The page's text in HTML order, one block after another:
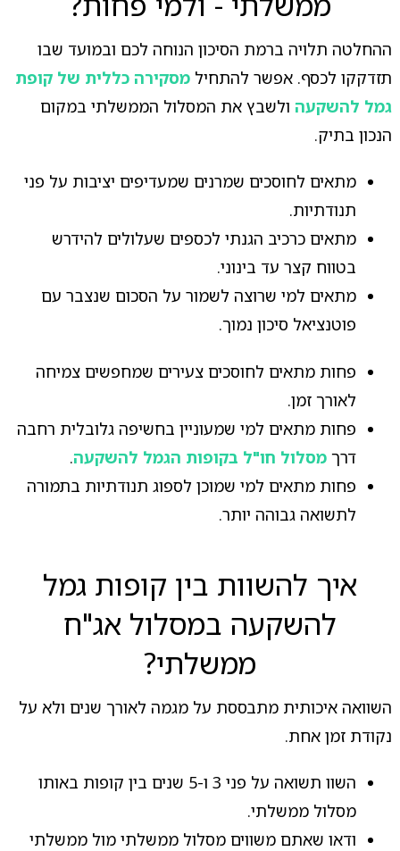
ההחלטה תלויה ברמת הסיכון הנוחה לכם ובמועד שבו
תזדקקו לכסף. אפשר להתחיל מסקירה כללית של קופת
גמל להשקעהולשבץ את המסלול הממשלתי במקום
הנכון בתיק.
מתאים לחוסכים שמרנים שמעדיפים יציבות על פני
תנודתיות.
מתאים כרכיב הגנתי לכספים שעלולים להידרש
בטווח קצר עד בינוני.
מתאים למי שרוצה לשמור על הסכום שנצבר עם
פוטנציאל סיכון נמוך.
פחות מתאים לחוסכים צעירים שמחפשים צמיחה
לאורך זמן.
פחות מתאים למי שמעוניין בחשיפה גלובלית רחבה
דרך מסלול חו"ל בקופות הגמל להשקעה.
פחות מתאים למי שמוכן לספוג תנודתיות בתמורה
לתשואה גבוהה יותר.
איך להשוות בין קופות גמל
להשקעה במסלול אג"ח
ממשלתי?
השוואה איכותית מתבססת על מגמה לאורך שנים ולא על
נקודת זמן אחת.
השוו תשואה על פני 3 ו-5 שנים בין קופות באותו
מסלול ממשלתי.
ודאו שאתם משווים מסלול ממשלתי מול ממשלתי